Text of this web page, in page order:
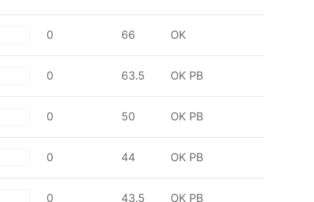
0 66 OK
0 63.5 OK PB
0 50 OK PB
0 44 OK PB
0 43.5 OK PB